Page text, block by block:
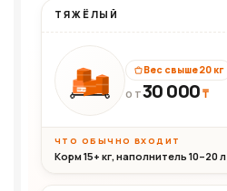
ТЯЖЁЛЫЙ
30+кг
Вес свыше 20 кг
ОТ30 000₸
ЧТО ОБЫЧНО ВХОДИТ
Корм 15+ кг, наполнитель 10–20 л